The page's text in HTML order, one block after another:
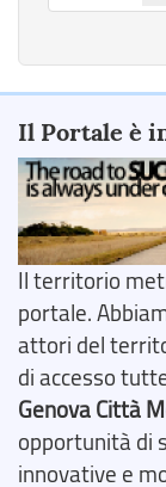
Il Portale è
Il territorio
portale.
attori del
di accesso
Genova Città
opportunità di
innovative e